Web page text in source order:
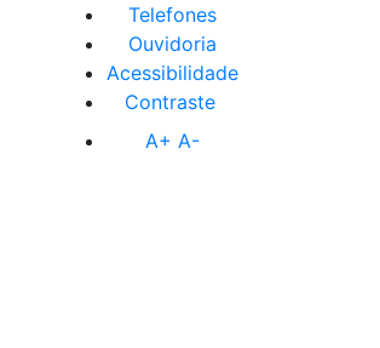
Telefones
Ouvidoria
Acessibilidade
Contraste
A+ A-